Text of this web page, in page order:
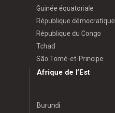
Guinée équatoriale
République
République du Congo
Tchad
São Tomé-et-Principe
Afrique de l’Est
Burundi